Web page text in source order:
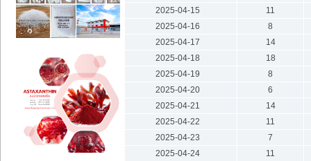
2025-04-15
11
2025-04-16
8
2025-04-17
14
2025-04-18
18
2025-04-19
8
2025-04-20
6
2025-04-21
14
2025-04-22
11
2025-04-23
7
2025-04-24
11